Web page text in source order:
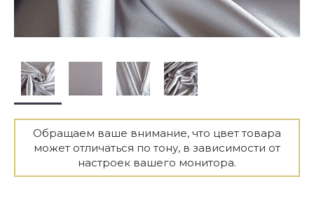
Обращаем ваше внимание, что цвет товара
может отличаться по тону, в зависимости от
настроек вашего монитора.